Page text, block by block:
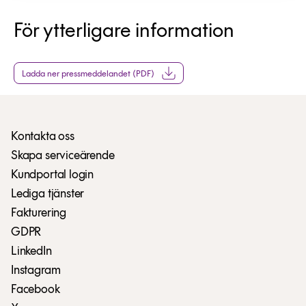
För ytterligare information
Ladda ner pressmeddelandet (PDF)
Kontakta oss
Skapa serviceärende
Kundportal login
Lediga tjänster
Fakturering
GDPR
LinkedIn
Instagram
Facebook